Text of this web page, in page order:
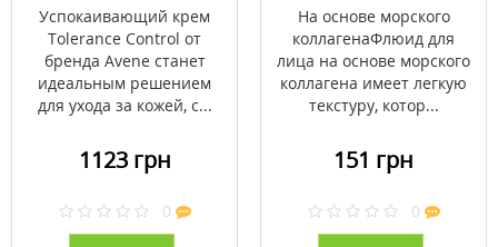
Успокаивающий крем
Tolerance Control от
бренда Avene станет
идеальным решением
для ухода за кожей, с...
1123 грн
0
На основе морского
коллагенаФлюид для
лица на основе морского
коллагена имеет легкую
текстуру, котор...
151 грн
0